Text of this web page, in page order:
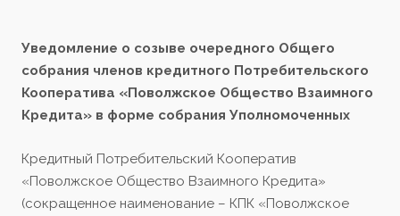
Уведомление о созыве очередного Общего
собрания членов кредитного Потребительского
Кооператива «Поволжское Общество Взаимного
Кредита» в форме собрания Уполномоченных
Кредитный Потребительский Кооператив
«Поволжское Общество Взаимного Кредита»
(сокращенное наименование – КПК «Поволжское